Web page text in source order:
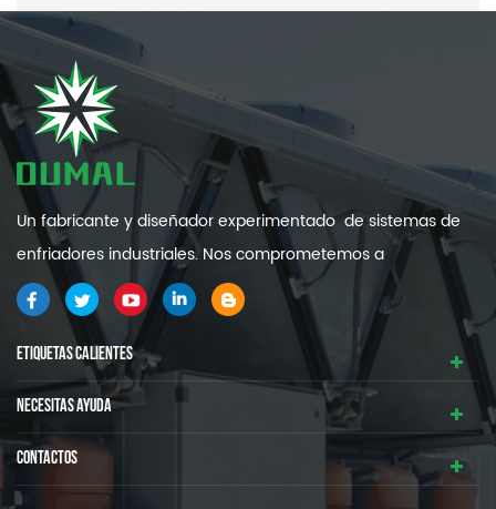
Un fabricante y diseñador experimentado de sistemas de
enfriadores industriales. Nos comprometemos a
proporcionarle sistemas de refrigeración industrial de alta
calidad y eficiencia .
ETIQUETAS CALIENTES
NECESITAS AYUDA
CONTACTOS